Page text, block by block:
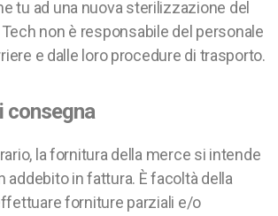
tu ad una nuova sterilizzazione del
non è responsabile del personale
e dalle loro procedure di trasporto.
consegna
la fornitura della merce si intende
addebito in fattura. È facoltà della
forniture parziali e/o